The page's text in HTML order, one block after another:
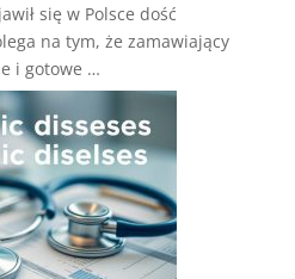
się w Polsce dość
na tym, że zamawiający
i gotowe …